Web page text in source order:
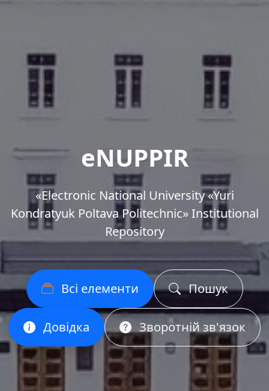
eNUPPIR
«Еlectronic National University «Yuri
Kondratyuk Poltava Politechnic» Institutional
Repository
Всі елементи Пошук
Довідка Зворотній зв'язок